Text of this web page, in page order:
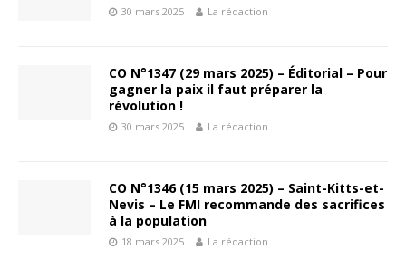
30 mars 2025 La rédaction
CO N°1347 (29 mars 2025) – Éditorial – Pour
gagner la paix il faut préparer la
révolution !
30 mars 2025 La rédaction
CO N°1346 (15 mars 2025) – Saint-Kitts-et-
Nevis – Le FMI recommande des sacrifices
à la population
18 mars 2025 La rédaction